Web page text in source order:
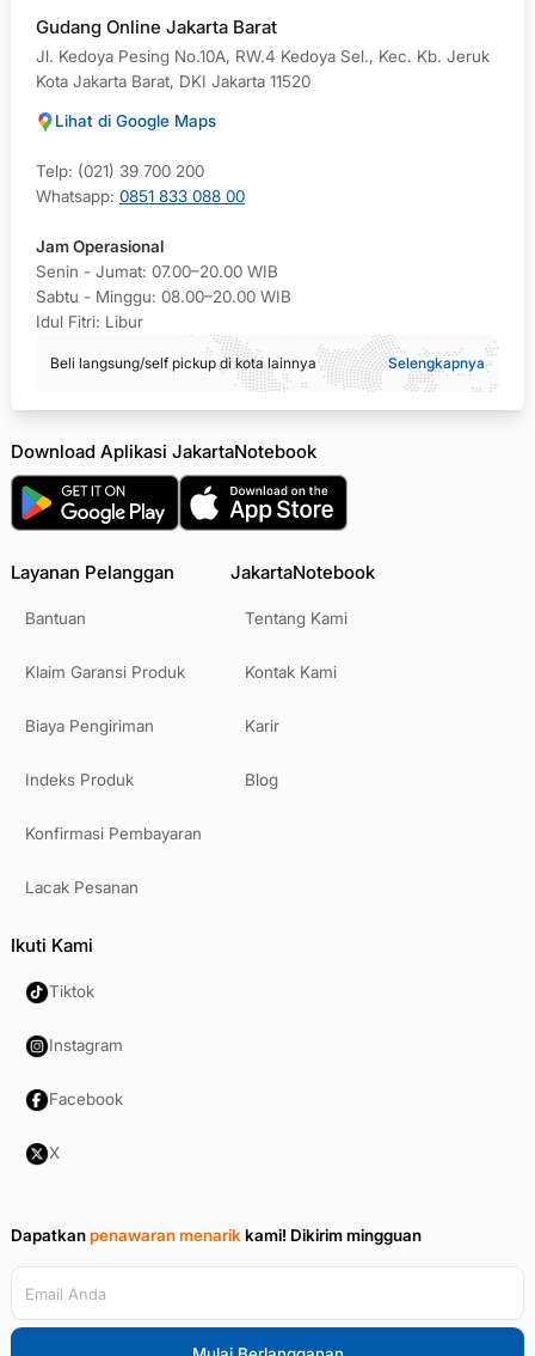
Gudang Online Jakarta Barat
Jl. Kedoya Pesing No.10A, RW.4 Kedoya Sel., Kec. Kb. Jeruk
Kota Jakarta Barat, DKI Jakarta 11520
Lihat di Google Maps
Telp: (021) 39 700 200
Whatsapp: 0851 833 088 00
Jam Operasional
Senin - Jumat: 07.00–20.00 WIB
Sabtu - Minggu: 08.00–20.00 WIB
Idul Fitri: Libur
Beli langsung/self pickup di kota lainnya Selengkapnya
Download Aplikasi JakartaNotebook
Layanan Pelanggan
Bantuan
Klaim Garansi Produk
Biaya Pengiriman
Indeks Produk
Konfirmasi Pembayaran
Lacak Pesanan
JakartaNotebook
Tentang Kami
Kontak Kami
Karir
Blog
Ikuti Kami
Tiktok
Instagram
Facebook
X
Dapatkanpenawaran menarikkami! Dikirim mingguan
Email Anda